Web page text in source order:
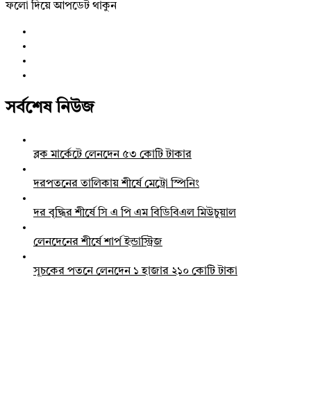
ফলো দিয়ে আপডেট থাকুন
সর্বশেষ নিউজ
ব্লক মার্কেটে লেনদেন ৫৩ কোটি টাকার
দরপতনের তালিকায় শীর্ষে মেট্রো স্পিনিং
দর বৃদ্ধির শীর্ষে সি এ পি এম বিডিবিএল মিউচুয়াল
লেনদেনের শীর্ষে শার্প ইন্ডাস্ট্রিজ
সূচকের পতনে লেনদেন ১ হাজার ২১০ কোটি টাকা